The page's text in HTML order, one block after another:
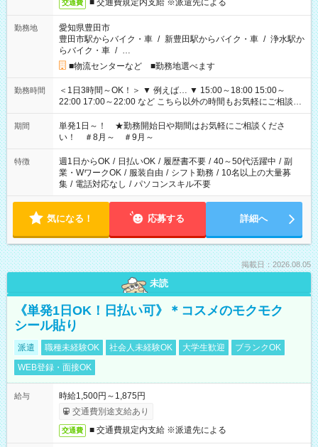
交通費 ■ 交通費規定内支給 ※派遣先による
勤務地
愛知県豊田市
豊田市駅からバイク・車 / 新豊田駅からバイク・車 / 浄水駅か
らバイク・車 / …
■物流センターなど ■勤務地選べます
勤務時間
＜1日3時間～OK！＞ ▼ 例えば… ▼ 15:00～18:00 15:00～
22:00 17:00～22:00 など こちら以外の時間もお気軽にご相談く
ださい！
期間
単発1日～！ ★勤務開始日や期間はお気軽にご相談くださ
い！ ＃8月～ ＃9月～
特徴 週1日からOK / 日払いOK / 履歴書不要 / 40～50代活躍中 / 副
業・WワークOK / 服装自由 / シフト勤務 / 10名以上の大量募
集 / 電話対応なし / パソコンスキル不要
気になる！ 応募する 詳細へ
掲載日：2026.08.05
未読
《単発1日OK！日払い可》＊コスメのモクモク
シール貼り
派遣 職種未経験OK 社会人未経験OK 大学生歓迎
ブランクOK
WEB登録・面接OK
給与
時給1,500円～1,875円
交通費別途支給あり
交通費 ■ 交通費規定内支給 ※派遣先による